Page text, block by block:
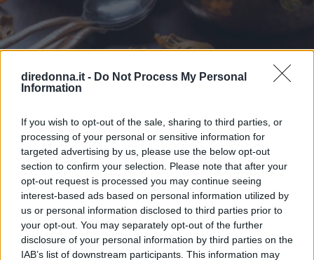
diredonna.it - Do Not Process My Personal
Information
If you wish to opt-out of the sale, sharing to third parties, or
processing of your personal or sensitive information for
targeted advertising by us, please use the below opt-out
section to confirm your selection. Please note that after your
opt-out request is processed you may continue seeing
interest-based ads based on personal information utilized by
us or personal information disclosed to third parties prior to
your opt-out. You may separately opt-out of the further
disclosure of your personal information by third parties on the
IAB’s list of downstream participants. This information may
10 piatti da provare al ristorante
indiano
Dal pollo Tikka Masala agli irresistibili samosa: 10 ricette
da provare assolutamente.
IRENE DE ROSSI